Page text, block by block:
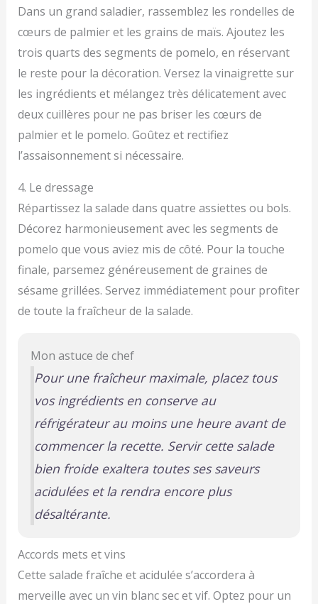
Dans un grand saladier, rassemblez les rondelles de
cœurs de palmier et les grains de maïs. Ajoutez les
trois quarts des segments de pomelo, en réservant
le reste pour la décoration. Versez la vinaigrette sur
les ingrédients et mélangez très délicatement avec
deux cuillères pour ne pas briser les cœurs de
palmier et le pomelo. Goûtez et rectifiez
l’assaisonnement si nécessaire.
4. Le dressage
Répartissez la salade dans quatre assiettes ou bols.
Décorez harmonieusement avec les segments de
pomelo que vous aviez mis de côté. Pour la touche
finale, parsemez généreusement de graines de
sésame grillées. Servez immédiatement pour profiter
de toute la fraîcheur de la salade.
Mon astuce de chef
Pour une fraîcheur maximale, placez tous
vos ingrédients en conserve au
réfrigérateur au moins une heure avant de
commencer la recette. Servir cette salade
bien froide exaltera toutes ses saveurs
acidulées et la rendra encore plus
désaltérante.
Accords mets et vins
Cette salade fraîche et acidulée s’accordera à
merveille avec un vin blanc sec et vif. Optez pour un